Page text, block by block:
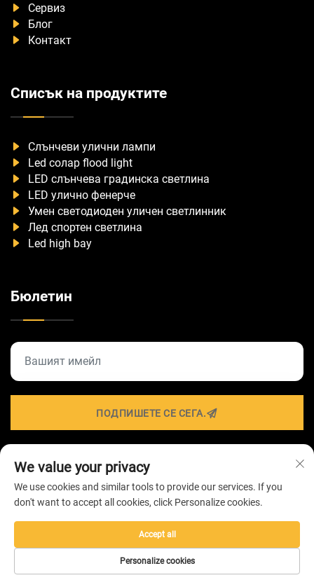
Сервиз
Блог
Контакт
Списък на продуктите
Слънчеви улични лампи
Led солар flood light
LED слънчева градинска светлина
LED улично фенерче
Умен светодиоден уличен светлинник
Лед спортен светлина
Led high bay
Бюлетин
ПОДПИШЕТЕ СЕ СЕГА.
Всички права запазени © 2026 от ZHONGSHAN
HAIROLUX LIGHTING Technology Co.,Ltd - Политика за
We value your privacy
We use cookies and similar tools to provide our services. If you
don't want to accept all cookies, click Personalize cookies.
Personalize cookies
Accept all